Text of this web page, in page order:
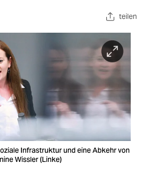
teilen
Infrastruktur und eine Abkehr von
Wissler (Linke)